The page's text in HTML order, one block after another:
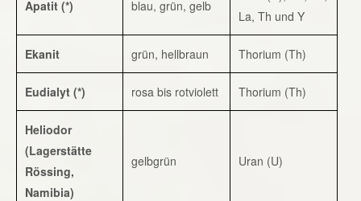
Apatit (*) blau, grün, gelb
La, Th und Y
Ekanit grün, hellbraun Thorium (Th)
Eudialyt (*) rosa bis rotviolett Thorium (Th)
Heliodor
(Lagerstätte
Rössing,
Namibia)
gelbgrün Uran (U)